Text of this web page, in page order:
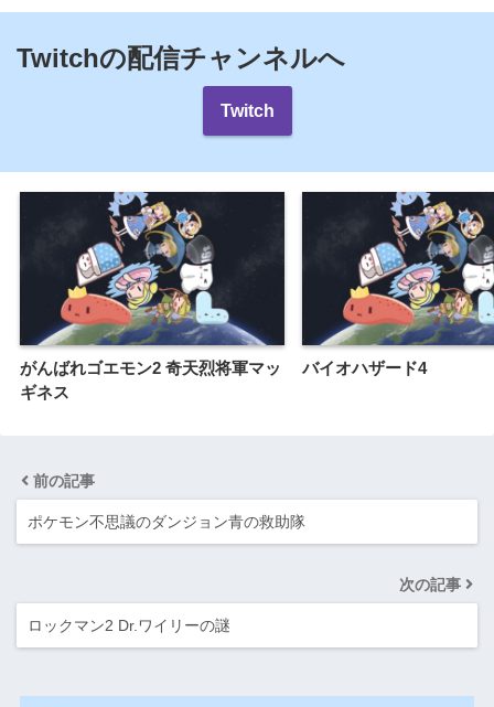
Twitchの配信チャンネルへ
Twitch
がんばれゴエモン2 奇天烈将軍マッ
ギネス
バイオハザード4
前の記事
ポケモン不思議のダンジョン青の救助隊
次の記事
ロックマン2 Dr.ワイリーの謎